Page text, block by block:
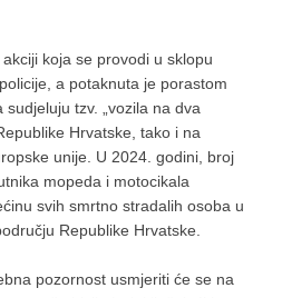
koja se provodi u sklopu
a potaknuta je porastom
tzv. „vozila na dva
Hrvatske, tako i na
unije. U 2024. godini, broj
mopeda i motocikala
svih smrtno stradalih osoba u
Republike Hrvatske.
pozornost usmjeriti će se na